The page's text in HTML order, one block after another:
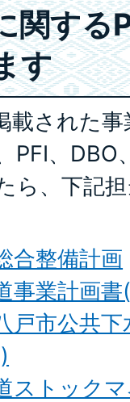
関する
す
載された
PFI、DBO
ら、下記
合整備計画
事業計画
戸市公共
ストック